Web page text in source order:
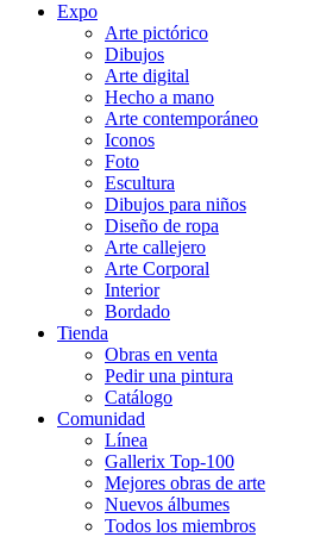
Expo
Arte pictórico
Dibujos
Arte digital
Hecho a mano
Arte contemporáneo
Iconos
Foto
Escultura
Dibujos para niños
Diseño de ropa
Arte callejero
Arte Corporal
Interior
Bordado
Tienda
Obras en venta
Pedir una pintura
Catálogo
Comunidad
Línea
Gallerix Top-100
Mejores obras de arte
Nuevos álbumes
Todos los miembros